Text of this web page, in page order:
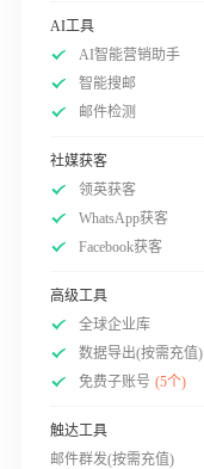
AI工具
AI智能营销助手
智能搜邮
邮件检测
社媒获客
领英获客
WhatsApp获客
Facebook获客
高级工具
全球企业库
数据导出(按需充值)
免费子账号 (5个)
触达工具
邮件群发(按需充值)